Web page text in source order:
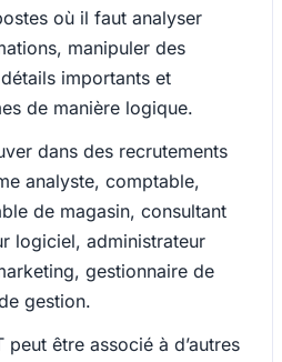
où il faut analyser
manipuler des
importants et
de manière logique.
dans des recrutements
analyste, comptable,
de magasin, consultant
logiciel, administrateur
gestionnaire de
gestion.
peut être associé à d’autres